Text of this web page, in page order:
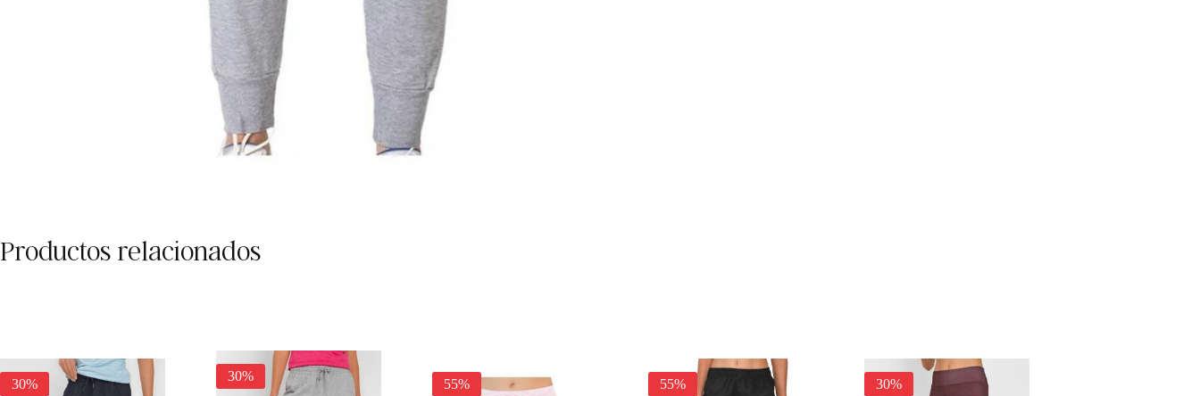
Productos relacionados
30%
30%
55% 55% 30%